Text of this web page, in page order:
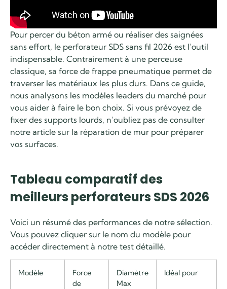
Pour percer du béton armé ou réaliser des saignées
sans effort, le perforateur SDS sans fil 2026 est l’outil
indispensable. Contrairement à une perceuse
classique, sa force de frappe pneumatique permet de
traverser les matériaux les plus durs. Dans ce guide,
nous analysons les modèles leaders du marché pour
vous aider à faire le bon choix. Si vous prévoyez de
fixer des supports lourds, n’oubliez pas de consulter
notre article sur la réparation de mur pour préparer
vos surfaces.
Tableau comparatif des
meilleurs perforateurs SDS 2026
Voici un résumé des performances de notre sélection.
Vous pouvez cliquer sur le nom du modèle pour
accéder directement à notre test détaillé.
Modèle
Force
de
Diamètre
Max
Idéal pour